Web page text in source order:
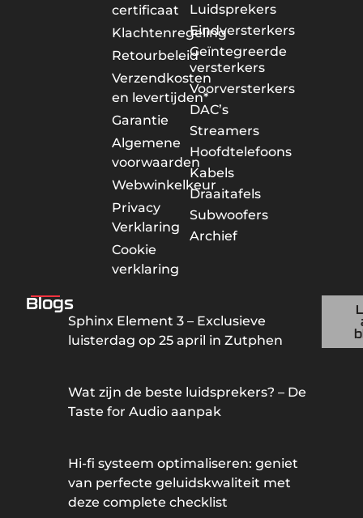
certificaat
Klachtenregeling
Retourbeleid
Verzendkosten
en levertijden*
Garantie
Algemene
voorwaarden
Webwinkelkeur
Privacy
Verklaring
Cookie
verklaring
Luidsprekers
Eindversterkers
Geïntegreerde
versterkers
Voorversterkers
DAC’s
Streamers
Hoofdtelefoons
Kabels
Draaitafels
Subwoofers
Archief
Blogs
Sphinx Element 3 – Exclusieve
luisterdag op 25 april in Zutphen
Wat zijn de beste luidsprekers? – De
Taste for Audio aanpak
Hi-fi systeem optimaliseren: geniet
van perfecte geluidskwaliteit met
deze complete checklist